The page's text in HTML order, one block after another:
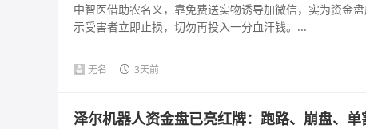
中智医借助农名义，靠免费送实物诱导加微信，实为资金
示受害者立即止损，切勿再投入一分血汗钱。...
无名 3天前
泽尔机器人资金盘已亮红牌：跑路、崩盘、